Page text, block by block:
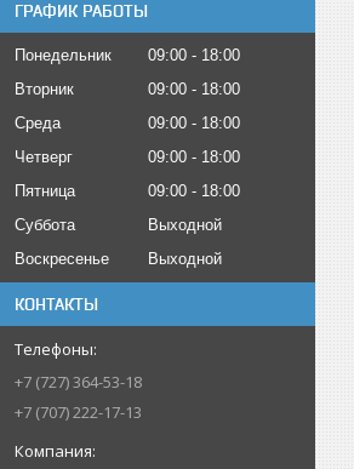
ГРАФИК РАБОТЫ
Понедельник 09:00
18:00
Вторник
09:00
18:00
Среда
09:00
18:00
Четверг
09:00
18:00
Пятница
09:00
18:00
Суббота
Выходной
Воскресенье
Выходной
КОНТАКТЫ
+7 (727) 364-53-18
+7 (707) 222-17-13